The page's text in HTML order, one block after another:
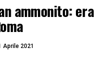
ammonito: era
Aprile 2021